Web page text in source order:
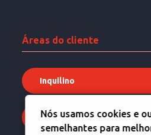
Áreas do cliente
Inquilino
Proprietário
Nós usamos cookies e
semelhantes para